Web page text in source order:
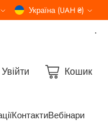
Увійти Кошик
КонтактиВебінари
Валюта Україна (UAH ₴)